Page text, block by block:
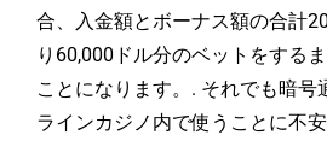
合、入金額とボーナス額の合計
り60,000ドル分のベットをする
ことになります。. それでも暗号
ラインカジノ内で使うことに不